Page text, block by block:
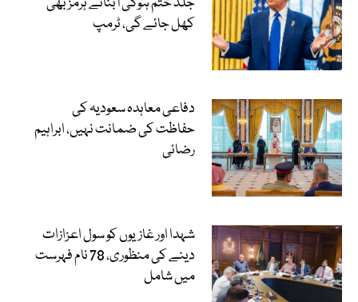
کھل جائے گی، ٹرمپ
دفاعی معاہدہ سعودیہ کی
حفاظت کی ضمانت نہیں، ابراہیم
رضائی
شہدا اور غازیوں کو سول اعزازات
دینے کی منظوری، 78 نام فہرست
میں شامل